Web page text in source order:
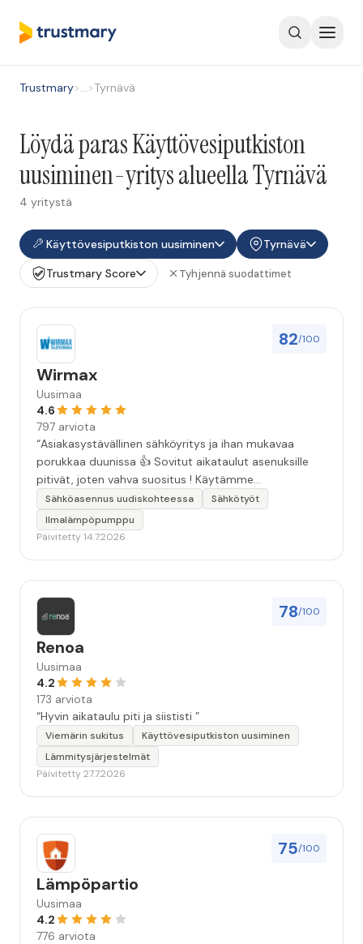
Trustmary>…>Tyrnävä
Löydä paras Käyttövesiputkiston
uusiminen-yritys alueella Tyrnävä
4 yritystä
Käyttövesiputkiston uusiminen
Tyrnävä
Trustmary Score
Tyhjennä suodattimet
82/100
Wirmax
Uusimaa
4.6
797 arviota
“Asiakasystävällinen sähköyritys ja ihan mukavaa
porukkaa duunissa 👍 Sovitut aikataulut asenuksille
pitivät, joten vahva suositus ! Käytämme
seuraavallakin kerralla!”
Sähköasennus uudiskohteessa
Sähkötyöt
Ilmalämpöpumppu
Päivitetty 14.7.2026
78/100
Renoa
Uusimaa
4.2
173 arviota
“Hyvin aikataulu piti ja siististi ”
Viemärin sukitus
Käyttövesiputkiston uusiminen
Lämmitysjärjestelmät
Päivitetty 27.7.2026
75/100
Lämpöpartio
Uusimaa
4.2
776 arviota